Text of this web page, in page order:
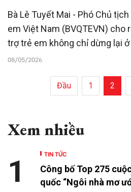
Bà Lê Tuyết Mai - Phó Chủ
em Việt Nam (BVQTEVN) cho
trợ trẻ em không chỉ dừng lại
trước mắt, mà cần trao cho
08/05/2026
Đầu 1 2
Xem nhiều
TIN TỨC
Công bố Top 275
quốc “Ngôi nhà mơ
1